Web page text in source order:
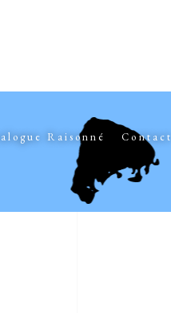
Raisonné Contact